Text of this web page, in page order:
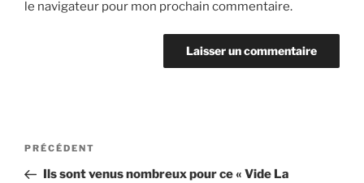
le navigateur pour mon prochain commentaire.
PRÉCÉDENT
Ils sont venus nombreux pour ce « Vide La